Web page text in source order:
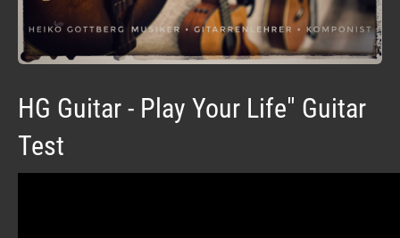
HG Guitar - Play Your Life" Guitar
Test